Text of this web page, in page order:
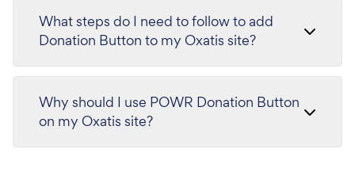
What steps do I need to follow to add
Donation Button to my Oxatis site?
Why should I use POWR Donation Button
on my Oxatis site?